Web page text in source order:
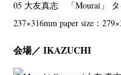
05 大友真志 「Mourai」 タ
237×316mm paper size：
会場／ IKAZUCHI